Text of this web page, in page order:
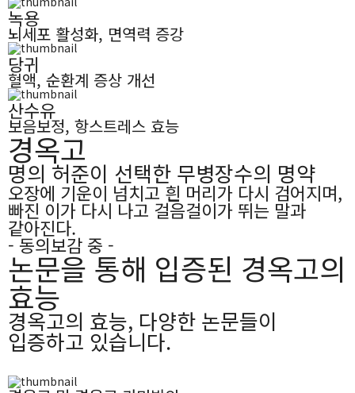
녹용
뇌세포 활성화, 면역력 증강
당귀
혈액, 순환계 증상 개선
산수유
보음보정, 항스트레스 효능
경옥고
명의 허준이 선택한 무병장수의 명약
오장에 기운이 넘치고 흰 머리가 다시 검어지며,
빠진 이가 다시 나고 걸음걸이가 뛰는 말과
같아진다.
- 동의보감 중 -
논문을 통해 입증된 경옥고의
효능
경옥고의 효능, 다양한 논문들이
입증하고 있습니다.